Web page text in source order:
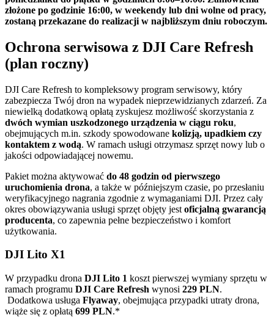
złożone po godzinie 16:00, w weekendy lub dni wolne od pracy,
zostaną przekazane do realizacji w najbliższym dniu roboczym.
Ochrona serwisowa z DJI Care Refresh
(plan roczny)
DJI Care Refresh to kompleksowy program serwisowy, który
zabezpiecza Twój dron na wypadek nieprzewidzianych zdarzeń. Za
niewielką dodatkową opłatą zyskujesz możliwość skorzystania z
dwóch wymian uszkodzonego urządzenia w ciągu roku,
obejmujących m.in. szkody spowodowane kolizją, upadkiem czy
kontaktem z wodą. W ramach usługi otrzymasz sprzęt nowy lub o
jakości odpowiadającej nowemu.
Pakiet można aktywować do 48 godzin od pierwszego
uruchomienia drona, a także w późniejszym czasie, po przesłaniu
weryfikacyjnego nagrania zgodnie z wymaganiami DJI. Przez cały
okres obowiązywania usługi sprzęt objęty jest oficjalną gwarancją
producenta, co zapewnia pełne bezpieczeństwo i komfort
użytkowania.
DJI Lito X1
W przypadku drona DJI Lito 1 koszt pierwszej wymiany sprzętu w
ramach programu DJI Care Refresh wynosi 229 PLN.
Dodatkowa usługa Flyaway, obejmująca przypadki utraty drona,
wiąże się z opłatą 699 PLN.*